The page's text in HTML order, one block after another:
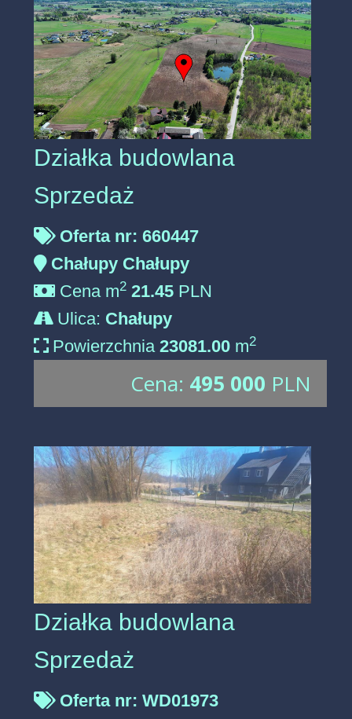
Działka budowlana
Sprzedaż
Oferta nr: 660447
Chałupy Chałupy
Cena m2 21.45 PLN
Ulica: Chałupy
Powierzchnia23081.00 m2
Cena: 495 000 PLN
Działka budowlana
Sprzedaż
Oferta nr: WD01973